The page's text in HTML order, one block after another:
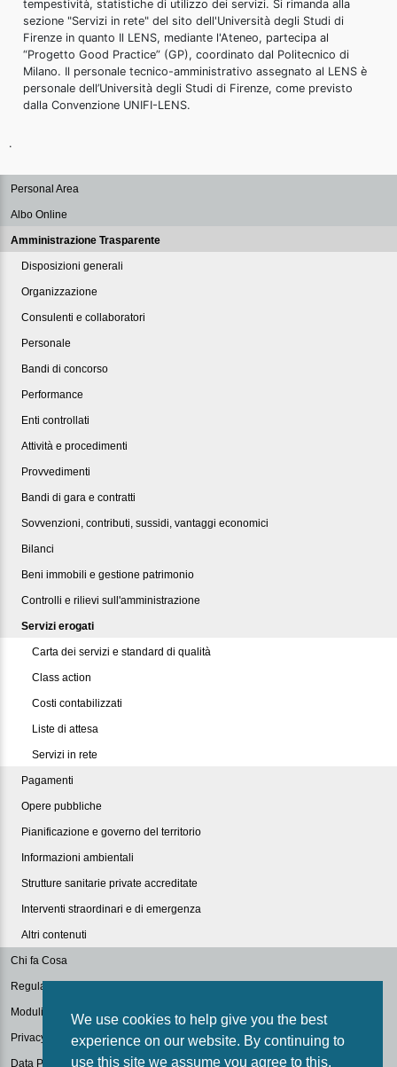
We use cookies to help give you the best
experience on our website. By continuing to
use this site we assume you agree to this.
tempestività, statistiche di utilizzo dei servizi. Si rimanda alla
sezione "Servizi in rete" del sito dell'Università degli Studi di
Firenze in quanto Il LENS, mediante l'Ateneo, partecipa al
“Progetto Good Practice” (GP), coordinato dal Politecnico di
Milano. Il personale tecnico-amministrativo assegnato al LENS è
personale dell’Università degli Studi di Firenze, come previsto
dalla Convenzione UNIFI-LENS.
.
Personal Area
Albo Online
Amministrazione Trasparente
Disposizioni generali
Organizzazione
Consulenti e collaboratori
Personale
Bandi di concorso
Performance
Enti controllati
Attività e procedimenti
Provvedimenti
Bandi di gara e contratti
Sovvenzioni, contributi, sussidi, vantaggi economici
Bilanci
Beni immobili e gestione patrimonio
Controlli e rilievi sull'amministrazione
Servizi erogati
Carta dei servizi e standard di qualità
Class action
Costi contabilizzati
Liste di attesa
Servizi in rete
Pagamenti
Opere pubbliche
Pianificazione e governo del territorio
Informazioni ambientali
Strutture sanitarie private accreditate
Interventi straordinari e di emergenza
Altri contenuti
Chi fa Cosa
Regulations
Modulistica
Privacy Policy
Data Protection